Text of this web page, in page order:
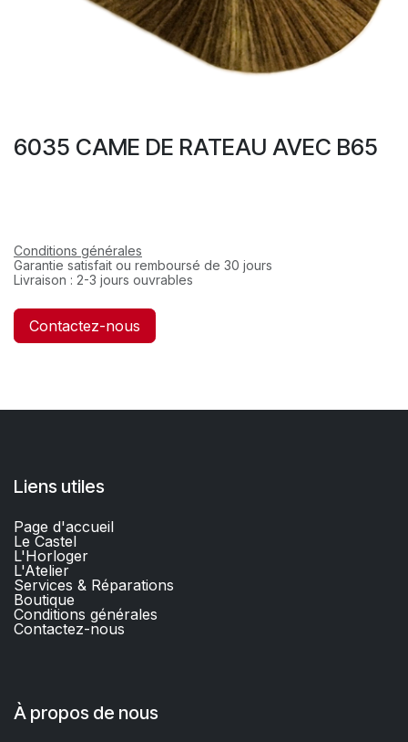
6035 CAME DE RATEAU AVEC B65
Conditions générales
Garantie satisfait ou remboursé de 30 jours
Livraison : 2-3 jours ouvrables
Contactez-nous
Liens utiles
Page d'accueil
Le Castel
L'Horloger
L'Atelier
Services & Réparations
Boutique
Conditions générales
Contactez-nous​
À propos de nous